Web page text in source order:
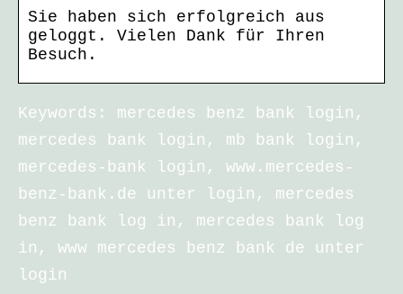
Sie haben sich erfolgreich aus
geloggt. Vielen Dank für Ihren
Besuch.
Keywords: mercedes benz bank login,
mercedes bank login, mb bank login,
mercedes-bank login, www.mercedes-
benz-bank.de unter login, mercedes
benz bank log in, mercedes bank log
in, www mercedes benz bank de unter
login